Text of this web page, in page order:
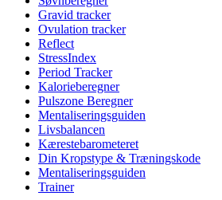
Gravid tracker
Ovulation tracker
Reflect
StressIndex
Period Tracker
Kalorieberegner
Pulszone Beregner
Mentaliseringsguiden
Livsbalancen
Kærestebarometeret
Din Kropstype & Træningskode
Mentaliseringsguiden
Trainer